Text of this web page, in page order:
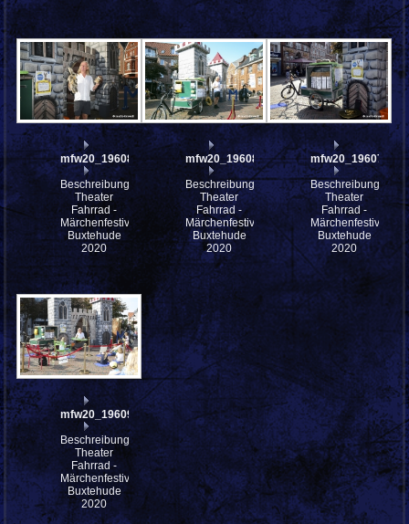
mfw20_196087
Beschreibung:
Theater
Fahrrad -
Märchenfestival
Buxtehude
2020
mfw20_196086
Beschreibung:
Theater
Fahrrad -
Märchenfestival
Buxtehude
2020
mfw20_196077
Beschreibung:
Theater
Fahrrad -
Märchenfestival
Buxtehude
2020
mfw20_196098
Beschreibung:
Theater
Fahrrad -
Märchenfestival
Buxtehude
2020